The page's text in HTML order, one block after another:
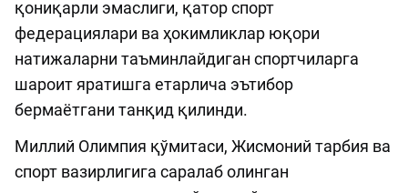
қониқарли эмаслиги, қатор спорт
федерациялари ва ҳокимликлар юқори
натижаларни таъминлайдиган спортчиларга
шароит яратишга етарлича эътибор
бермаётгани танқид қилинди.
Миллий Олимпия қўмитаси, Жисмоний тарбия ва
спорт вазирлигига саралаб олинган